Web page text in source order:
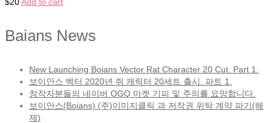
Baians News
New Launching Boians Vector Rat Character 20 Cut. Part 1.
보이안스 벡터 2020년 쥐 캐릭터 20세트 출시. 파트 1.
창작자분들의 네이버 OGQ 마켓 기피 및 주의를 요망합니다.
보이안스(Boians) (주)이미지클릭 과 저작권 위탁 계약 파기(해
제)